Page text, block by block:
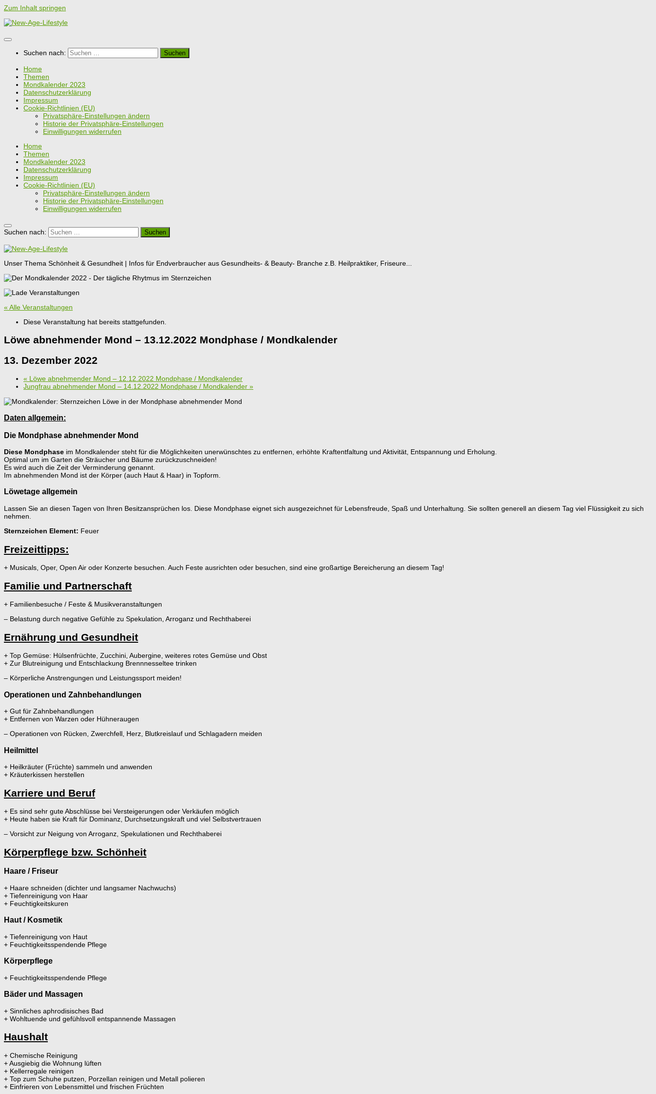
Zum Inhalt springen
Suchen nach:
Home
Themen
Mondkalender 2023
Datenschutzerklärung
Impressum
Cookie-Richtlinien (EU)
Privatsphäre-Einstellungen ändern
Historie der Privatsphäre-Einstellungen
Einwilligungen widerrufen
Home
Themen
Mondkalender 2023
Datenschutzerklärung
Impressum
Cookie-Richtlinien (EU)
Privatsphäre-Einstellungen ändern
Historie der Privatsphäre-Einstellungen
Einwilligungen widerrufen
Suchen nach:
Unser Thema Schönheit & Gesundheit | Infos für Endverbraucher aus Gesundheits- & Beauty- Branche z.B. Heilpraktiker, Friseure...
« Alle Veranstaltungen
Diese Veranstaltung hat bereits stattgefunden.
Löwe abnehmender Mond – 13.12.2022 Mondphase / Mondkalender
13. Dezember 2022
« Löwe abnehmender Mond – 12.12.2022 Mondphase / Mondkalender
Jungfrau abnehmender Mond – 14.12.2022 Mondphase / Mondkalender »
Daten allgemein:
Die Mondphase abnehmender Mond
Diese Mondphase im Mondkalender steht für die Möglichkeiten unerwünschtes zu entfernen, erhöhte Kraftentfaltung und Aktivität, Entspannung und Erholung.
Optimal um im Garten die Sträucher und Bäume zurückzuschneiden!
Es wird auch die Zeit der Verminderung genannt.
Im abnehmenden Mond ist der Körper (auch Haut & Haar) in Topform.
Löwetage allgemein
Lassen Sie an diesen Tagen von Ihren Besitzansprüchen los. Diese Mondphase eignet sich ausgezeichnet für Lebensfreude, Spaß und Unterhaltung. Sie sollten generell an diesem Tag viel Flüssigkeit zu sich
nehmen.
Sternzeichen Element: Feuer
Freizeittipps:
+ Musicals, Oper, Open Air oder Konzerte besuchen. Auch Feste ausrichten oder besuchen, sind eine großartige Bereicherung an diesem Tag!
Familie und Partnerschaft
+ Familienbesuche / Feste & Musikveranstaltungen
– Belastung durch negative Gefühle zu Spekulation, Arroganz und Rechthaberei
Ernährung und Gesundheit
+ Top Gemüse: Hülsenfrüchte, Zucchini, Aubergine, weiteres rotes Gemüse und Obst
+ Zur Blutreinigung und Entschlackung Brennnesseltee trinken
– Körperliche Anstrengungen und Leistungssport meiden!
Operationen und Zahnbehandlungen
+ Gut für Zahnbehandlungen
+ Entfernen von Warzen oder Hühneraugen
– Operationen von Rücken, Zwerchfell, Herz, Blutkreislauf und Schlagadern meiden
Heilmittel
+ Heilkräuter (Früchte) sammeln und anwenden
+ Kräuterkissen herstellen
Karriere und Beruf
+ Es sind sehr gute Abschlüsse bei Versteigerungen oder Verkäufen möglich
+ Heute haben sie Kraft für Dominanz, Durchsetzungskraft und viel Selbstvertrauen
– Vorsicht zur Neigung von Arroganz, Spekulationen und Rechthaberei
Körperpflege bzw. Schönheit
Haare / Friseur
+ Haare schneiden (dichter und langsamer Nachwuchs)
+ Tiefenreinigung von Haar
+ Feuchtigkeitskuren
Haut / Kosmetik
+ Tiefenreinigung von Haut
+ Feuchtigkeitsspendende Pflege
Körperpflege
+ Feuchtigkeitsspendende Pflege
Bäder und Massagen
+ Sinnliches aphrodisisches Bad
+ Wohltuende und gefühlsvoll entspannende Massagen
Haushalt
+ Chemische Reinigung
+ Ausgiebig die Wohnung lüften
+ Kellerregale reinigen
+ Top zum Schuhe putzen, Porzellan reinigen und Metall polieren
+ Einfrieren von Lebensmittel und frischen Früchten